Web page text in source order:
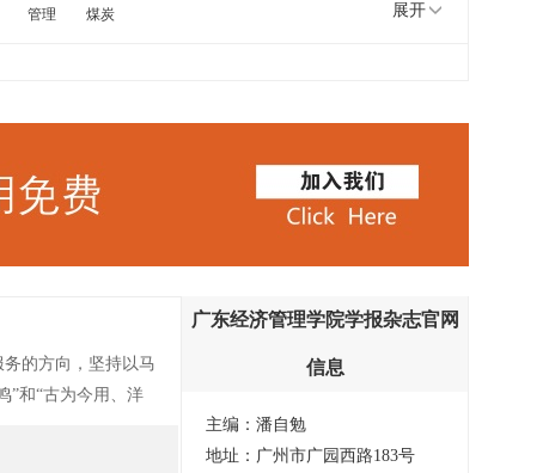
管理
煤炭
展开
务的方向，坚持以马
”和“古为今用、洋
方面的规律，活跃
广东经济管理学院学报杂志官网
信息
主编：潘自勉
地址：广州市广园西路183号